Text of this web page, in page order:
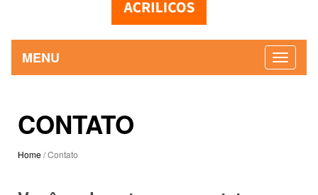
MENU
CONTATO
Home/ Contato